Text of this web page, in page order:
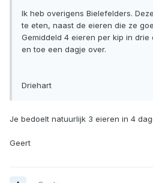
Ik heb overigens Bielefelders.
te eten, naast de eieren die ze
Gemiddeld 4 eieren per kip in
en toe een dagje over.
Driehart
Je bedoelt natuurlijk 3 eieren in 4
Geert